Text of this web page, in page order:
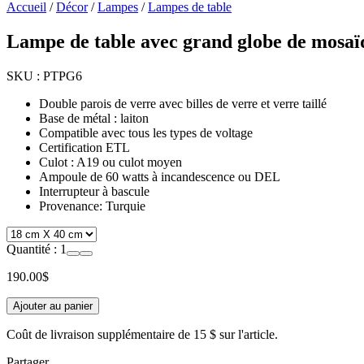
Accueil /Décor/Lampes /Lampes de table
Lampe de table avec grand globe de
SKU : PTPG6
Double parois de verre avec billes de verre et verre taillé
Base de métal : laiton
Compatible avec tous les types de voltage
Certification ETL
Culot : A19 ou culot moyen
Ampoule de 60 watts à incandescence ou DEL
Interrupteur à bascule
Provenance: Turquie
Quantité : 1
190.00$
Ajouter au panier
Coût de livraison supplémentaire de 15 $ sur l'article.